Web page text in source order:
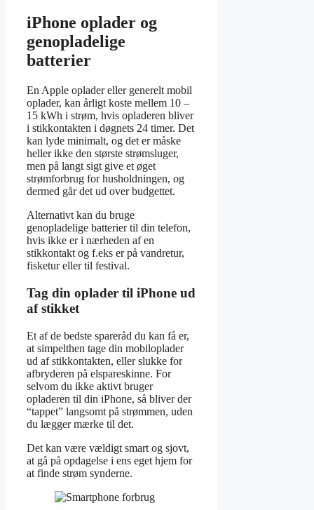
iPhone oplader og
genopladelige
batterier
En Apple oplader eller generelt mobil
oplader, kan årligt koste mellem 10 –
15 kWh i strøm, hvis opladeren bliver
i stikkontakten i døgnets 24 timer. Det
kan lyde minimalt, og det er måske
heller ikke den største strømsluger,
men på langt sigt give et øget
strømforbrug for husholdningen, og
dermed går det ud over budgettet.
Alternativt kan du bruge
genopladelige batterier til din telefon,
hvis ikke er i nærheden af en
stikkontakt og f.eks er på vandretur,
fisketur eller til festival.
Tag din oplader til iPhone ud
af stikket
Et af de bedste spareråd du kan få er,
at simpelthen tage din mobiloplader
ud af stikkontakten, eller slukke for
afbryderen på elspareskinne. For
selvom du ikke aktivt bruger
opladeren til din iPhone, så bliver der
“tappet” langsomt på strømmen, uden
du lægger mærke til det.
Det kan være vældigt smart og sjovt,
at gå på opdagelse i ens eget hjem for
at finde strøm synderne.